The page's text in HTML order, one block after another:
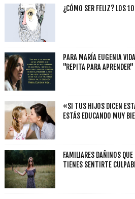
¿CÓMO SER FELIZ? LOS
PARA MARÍA EUGENIA
"REPITA PARA
«SI TUS HIJOS DICEN
ESTÁS EDUCANDO MUY
FAMILIARES DAÑINOS
TIENES SENTIRTE